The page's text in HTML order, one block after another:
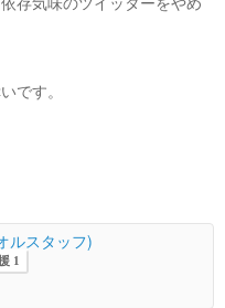
です。
ルスタッフ)
1